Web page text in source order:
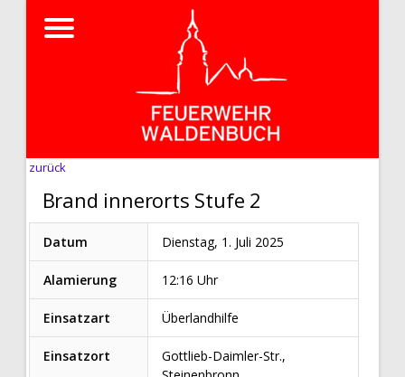
zurück
Brand innerorts Stufe 2
Datum Dienstag, 1. Juli 2025
Alamierung 12:16 Uhr
Einsatzart Überlandhilfe
Einsatzort
Gottlieb-Daimler-Str.,